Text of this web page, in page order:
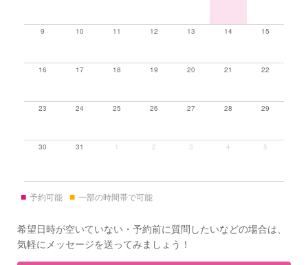
9 10 11 12 13 14 15
16 17 18 19 20 21 22
23 24 25 26 27 28 29
30 31 1 2 3 4 5
■ 予約可能 ■ 一部の時間帯で可能
希望日時が空いていない・予約前に質問したいなどの場合は、
気軽にメッセージを送ってみましょう！